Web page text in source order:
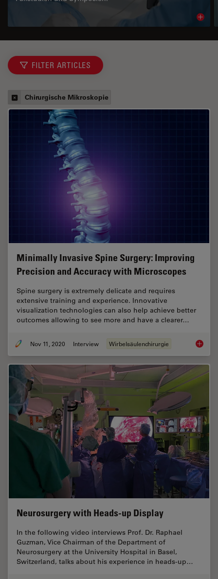
FILTER ARTICLES
Chirurgische Mikroskopie
Minimally Invasive Spine Surgery: Improving
Precision and Accuracy with Microscopes
Spine surgery is extremely delicate and requires
extensive training and experience. Innovative
visualization technologies can also help achieve better
outcomes allowing to see more and have a clearer…
Nov 11, 2020 Interview Wirbelsäulenchirurgie
Neurosurgery with Heads-up Display
In the following video interviews Prof. Dr. Raphael
Guzman, Vice Chairman of the Department of
Neurosurgery at the University Hospital in Basel,
Switzerland, talks about his experience in heads-up…